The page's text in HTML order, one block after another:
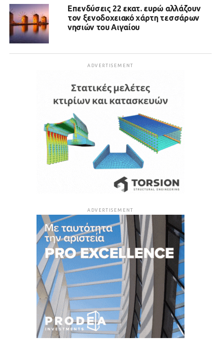
Επενδύσεις 22 εκατ. ευρώ αλλάζουν
τον ξενοδοχειακό χάρτη τεσσάρων
νησιών του Αιγαίου
ADVERTISEMENT
ADVERTISEMENT